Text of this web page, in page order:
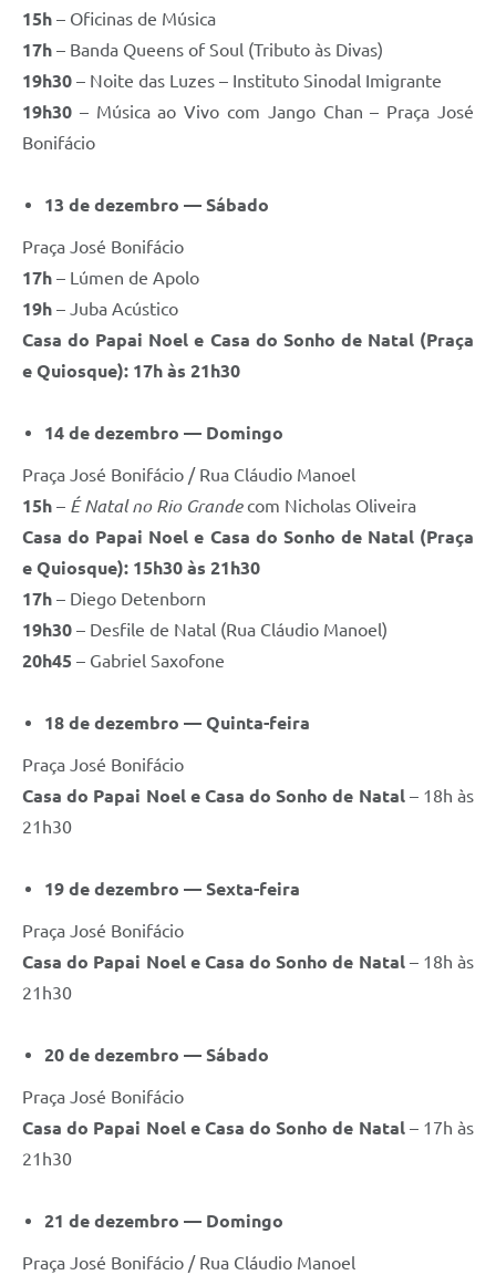
15h – Oficinas de Música
17h – Banda Queens of Soul (Tributo às Divas)
19h30 – Noite das Luzes – Instituto Sinodal Imigrante
19h30 – Música ao Vivo com Jango Chan – Praça José
Bonifácio
13 de dezembro — Sábado
Praça José Bonifácio
17h – Lúmen de Apolo
19h – Juba Acústico
Casa do Papai Noel e Casa do Sonho de Natal (Praça
e Quiosque): 17h às 21h30
14 de dezembro — Domingo
Praça José Bonifácio / Rua Cláudio Manoel
15h – É Natal no Rio Grandecom Nicholas Oliveira
Casa do Papai Noel e Casa do Sonho de Natal (Praça
e Quiosque): 15h30 às 21h30
17h – Diego Detenborn
19h30 – Desfile de Natal (Rua Cláudio Manoel)
20h45 – Gabriel Saxofone
18 de dezembro — Quinta-feira
Praça José Bonifácio
Casa do Papai Noel e Casa do Sonho de Natal– 18h às
21h30
19 de dezembro — Sexta-feira
Praça José Bonifácio
Casa do Papai Noel e Casa do Sonho de Natal– 18h às
21h30
20 de dezembro — Sábado
Praça José Bonifácio
Casa do Papai Noel e Casa do Sonho de Natal– 17h às
21h30
21 de dezembro — Domingo
Praça José Bonifácio / Rua Cláudio Manoel